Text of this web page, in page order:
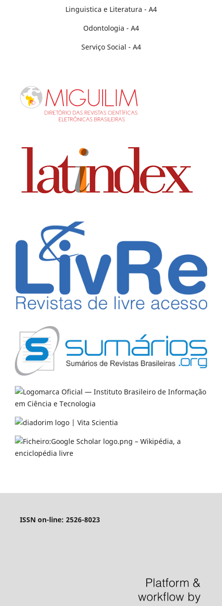
Linguistica e Literatura - A4
Odontologia - A4
Serviço Social - A4
ISSN on-line: 2526-8023